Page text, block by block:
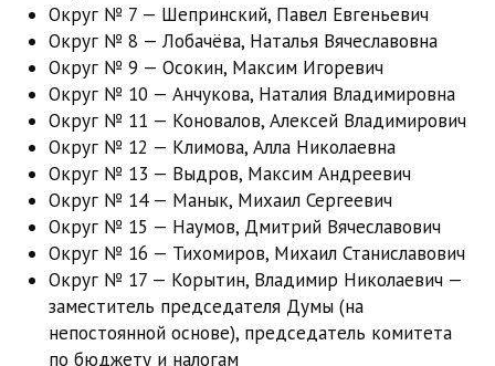
Округ № 7 — Шепринский, Павел Евгеньевич
Округ № 8 — Лобачёва, Наталья Вячеславовна
Округ № 9 — Осокин, Максим Игоревич
Округ № 10 — Анчукова, Наталия Владимировна
Округ № 11 — Коновалов, Алексей Владимирович
Округ № 12 — Климова, Алла Николаевна
Округ № 13 — Выдров, Максим Андреевич
Округ № 14 — Манык, Михаил Сергеевич
Округ № 15 — Наумов, Дмитрий Вячеславович
Округ № 16 — Тихомиров, Михаил Станиславович
Округ № 17 — Корытин, Владимир Николаевич —
заместитель председателя Думы (на
непостоянной основе), председатель комитета
по бюджету и налогам